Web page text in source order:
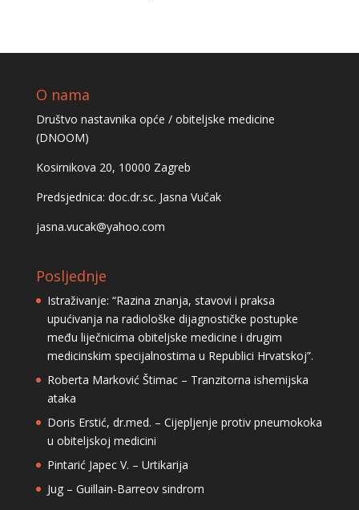
O nama
Društvo nastavnika opće / obiteljske medicine
(DNOOM)
Kosirnikova 20, 10000 Zagreb
Predsjednica: doc.dr.sc. Jasna Vučak
jasna.vucak@yahoo.com
Posljednje
Istraživanje: “Razina znanja, stavovi i praksa
upućivanja na radiološke dijagnostičke postupke
među liječnicima obiteljske medicine i drugim
medicinskim specijalnostima u Republici Hrvatskoj”.
Roberta Marković Štimac – Tranzitorna ishemijska
ataka
Doris Erstić, dr.med. – Cijepljenje protiv pneumokoka
u obiteljskoj medicini
Pintarić Japec V. – Urtikarija
Jug – Guillain-Barreov sindrom